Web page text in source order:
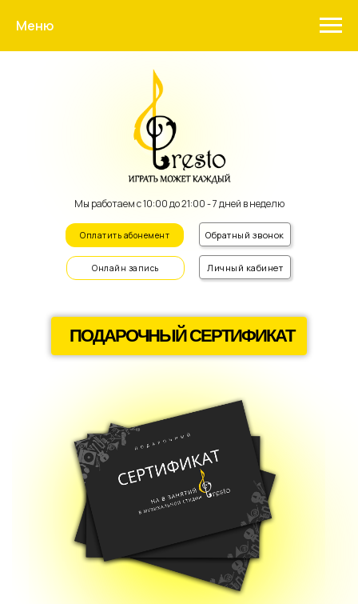
Меню
Оплатить абонемент
Онлайн запись
Мы работаем с 10:00 до 21:00 - 7 дней в неделю
Обратный звонок
Личный кабинет
ПОДАРОЧНЫЙ СЕРТИФИКАТ